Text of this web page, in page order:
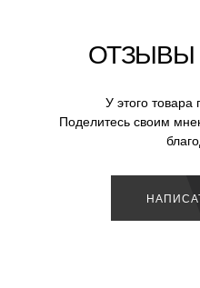
ОТЗЫВЫ
У этого товара
Поделитесь своим